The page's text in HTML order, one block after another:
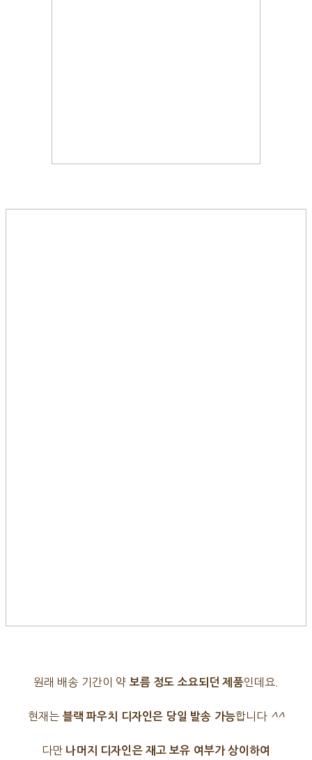
원래 배송 기간이 약 보름 정도 소요되던 제품인데요.
현재는 블랙 파우치 디자인은 당일 발송 가능합니다 ^^
다만 나머지 디자인은 재고 보유 여부가 상이하여